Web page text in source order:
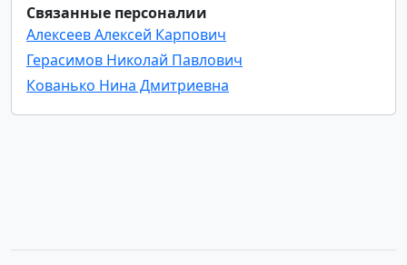
Связанные персоналии
Алексеев Алексей Карпович
Герасимов Николай Павлович
Кованько Нина Дмитриевна